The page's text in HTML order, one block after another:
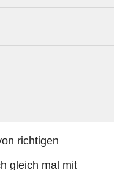
richtigen
gleich mal mit